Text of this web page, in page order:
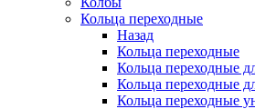
Кольца переходные
Назад
Кольца переходные
Кольца переходные
Кольца переходные
Кольца переходные